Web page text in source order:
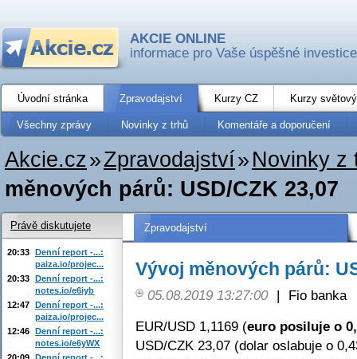
AKCIE ONLINE
informace pro Vaše úspěšné investice
Úvodní stránka Zpravodajství Kurzy CZ Kurzy
Všechny zprávy Novinky z trhů Komentáře a doporučení
Akcie.cz»Zpravodajství» Novinky z
měnových párů: USD/CZK 23,07
Zpravodajství
Vývoj měnových párů:
05.08.2019 13:27:00 |
Fio banka
EUR/USD 1,1169 (euro posiluje o
USD/CZK 23,07 (dolar oslabuje o
Právě diskutujete
20:33 Denní report -...:
paiza.io/projec...
20:33 Denní report -...:
notes.io/e6iyb
12:47 Denní report -...:
paiza.io/projec...
12:46 Denní report -...:
notes.io/e6yWX
20:09 Denní report -...: